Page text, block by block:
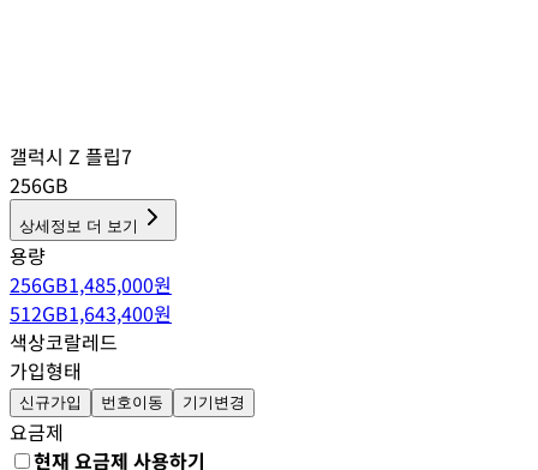
갤럭시 Z 플립7
256GB
상세정보 더 보기
용량
256GB1,485,000원
512GB1,643,400원
색상코랄레드
가입형태
신규가입 번호이동 기기변경
요금제
현재 요금제 사용하기